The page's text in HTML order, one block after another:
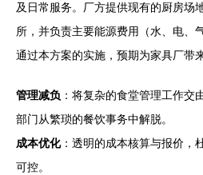
及日常服务。厂方提供现有的厨房场
所，并负责主要能源费用（水、电、气
通过本方案的实施，预期为家具厂带
管理减负 ：将复杂的食堂管理工作交
部门从繁琐的餐饮事务中解脱。
成本优化：透明的成本核算与报价，
可控。